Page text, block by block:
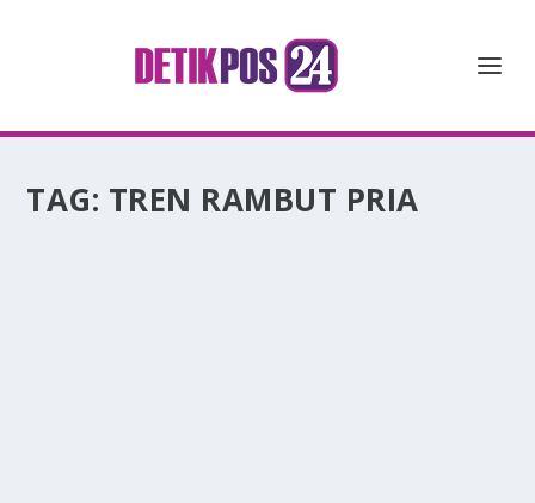
TAG: TREN RAMBUT PRIA